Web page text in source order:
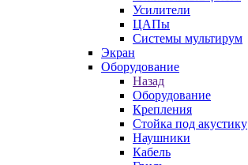
Усилители
ЦАПы
Системы мультирум
Экран
Оборудование
Назад
Оборудование
Крепления
Стойка под акустику
Наушники
Кабель